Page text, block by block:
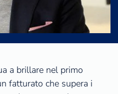
a brillare nel primo
fatturato che supera i